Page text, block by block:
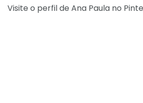
Visite o perfil de Ana Paula no